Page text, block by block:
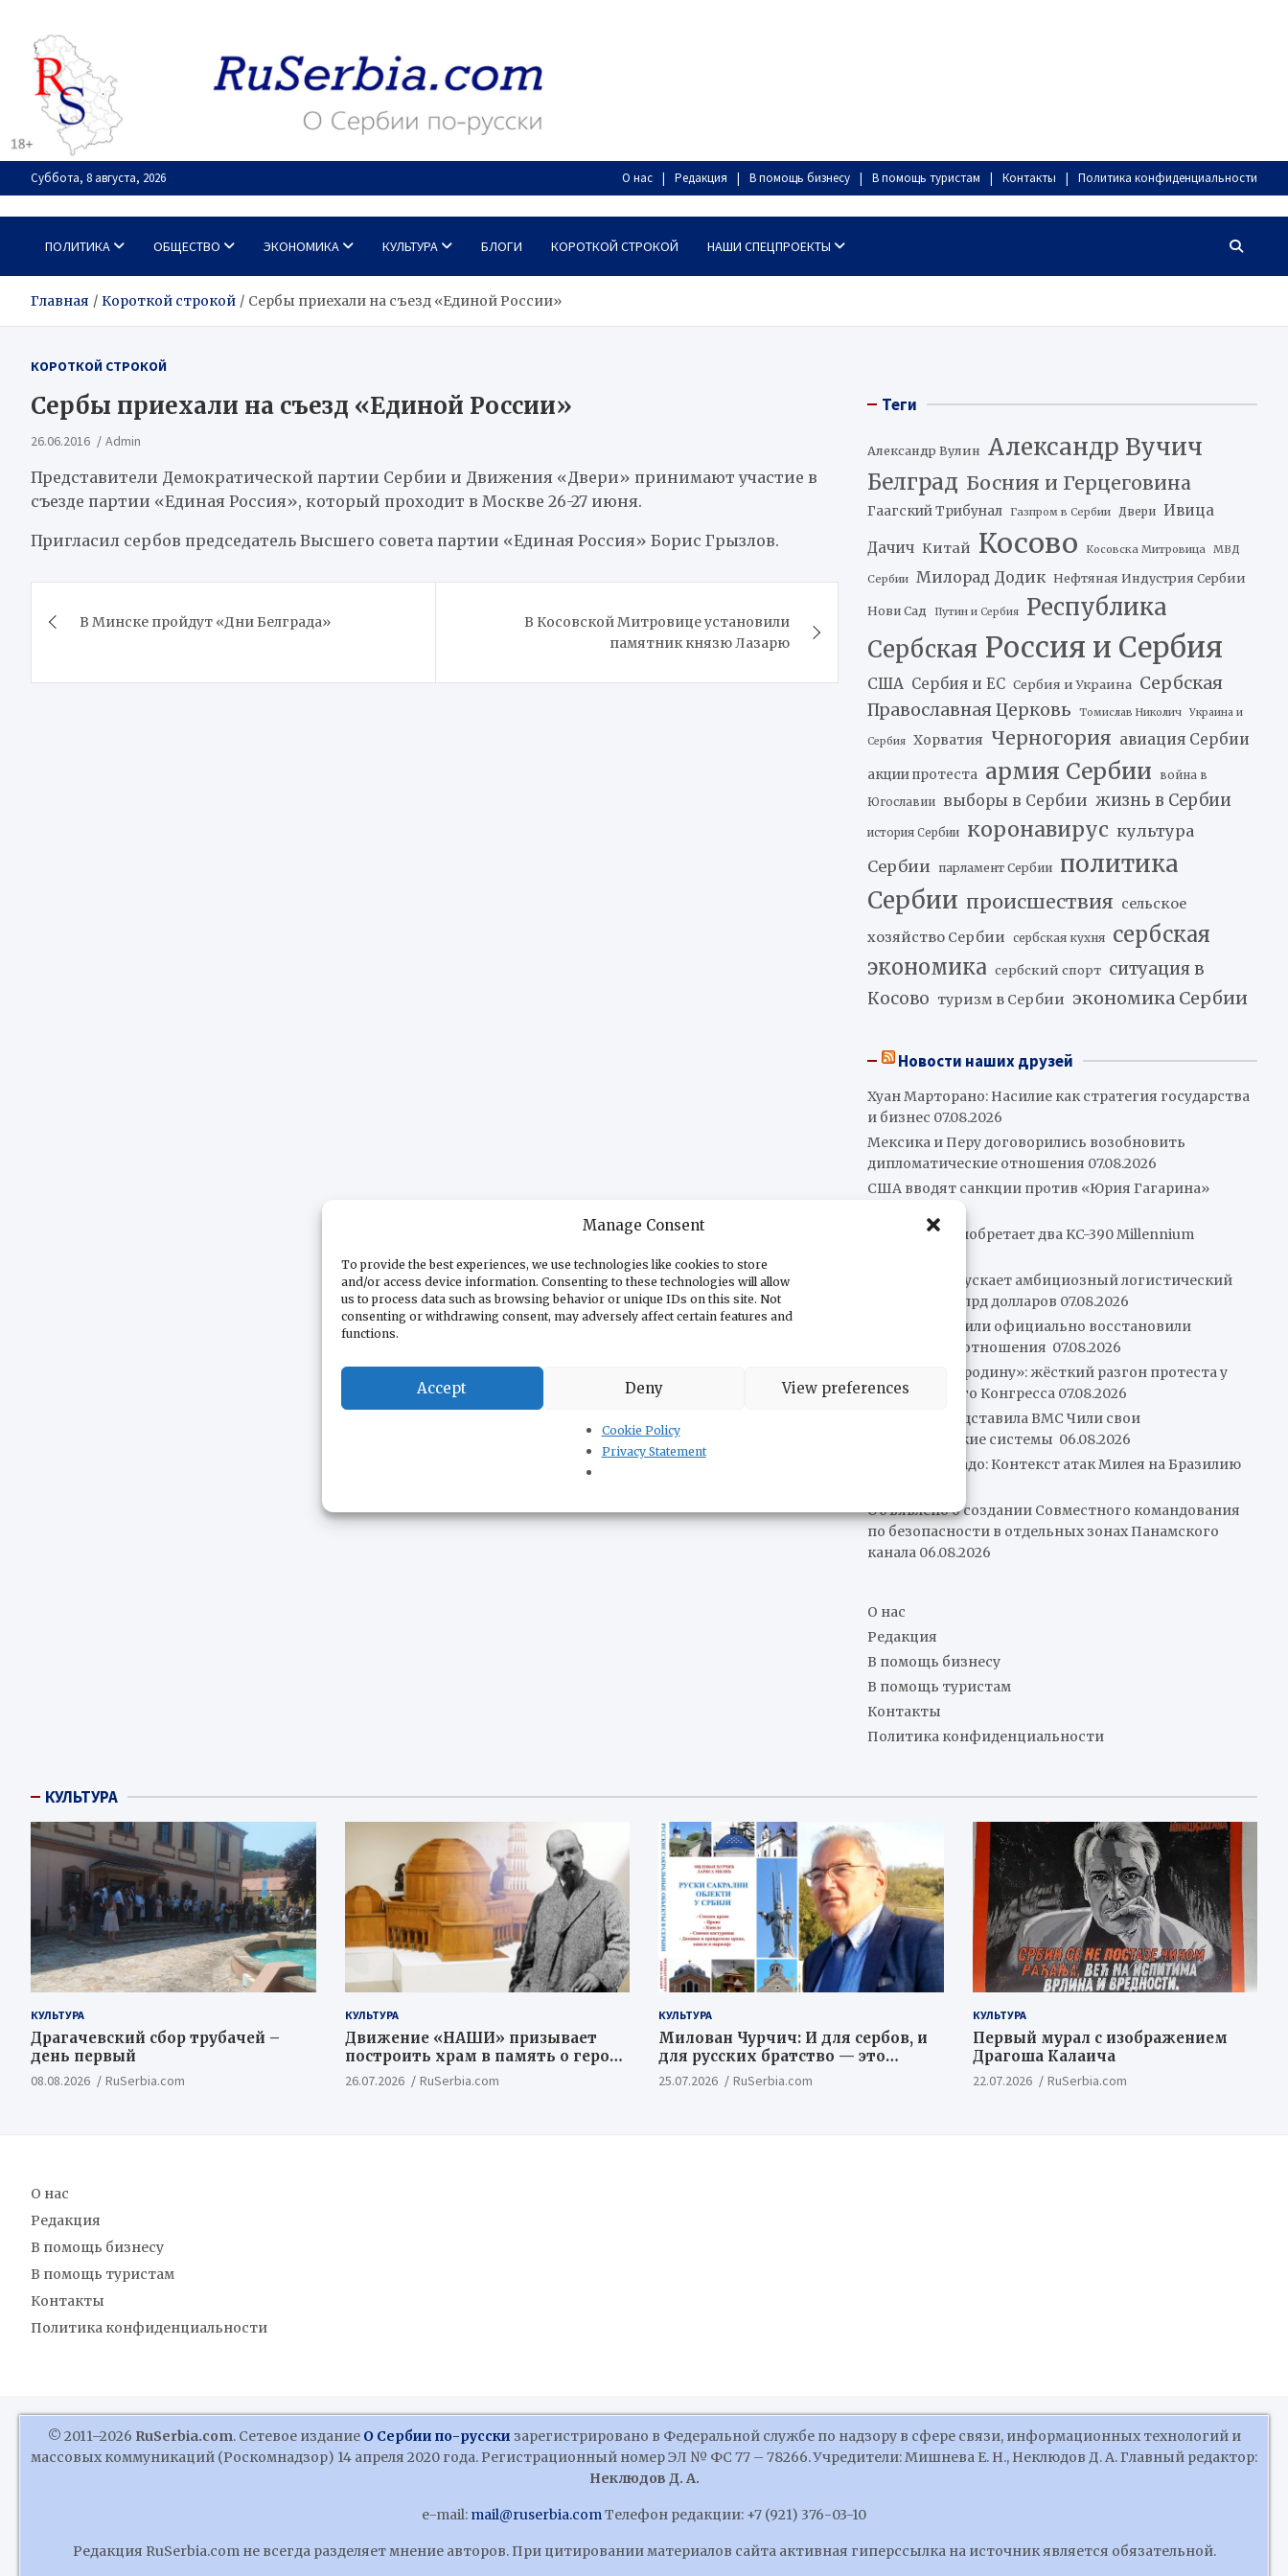
Manage Consent
To provide the best experiences, we use technologies like cookies to store
and/or access device information. Consenting to these technologies will allow
us to process data such as browsing behavior or unique IDs on this site. Not
consenting or withdrawing consent, may adversely affect certain features and
functions.
Accept Deny View preferences
Cookie Policy
Privacy Statement
содержимому
Суббота, 8 августа, 2026 О нас Редакция В помощь бизнесу В помощь туристам Контакты Политика конфиденциальности
RuSerbia.com
О Сербии – по-русски
ПОЛИТИКА
ОБЩЕСТВО ЭКОНОМИКА КУЛЬТУРА БЛОГИ КОРОТКОЙ СТРОКОЙ НАШИ СПЕЦПРОЕКТЫ
Главная Короткой строкой Сербы приехали на съезд «Единой России»
КОРОТКОЙ СТРОКОЙ
Сербы приехали на съезд «Единой России»
26.06.2016 Admin
Представители Демократической партии Сербии и Движения «Двери» принимают участие в
съезде партии «Единая Россия», который проходит в Москве 26-27 июня.
Пригласил сербов председатель Высшего совета партии «Единая Россия» Борис Грызлов.
по
записям
В Минске пройдут «Дни Белграда»
В Косовской Митровице установили
памятник князю Лазарю
Теги
Александр Вулин Александр Вучич
Белград Босния и Герцеговина
Гаагский Трибунал Газпром в Сербии Двери Ивица
Дачич Китай Косово Косовска Митровица МВД
Сербии Милорад Додик Нефтяная Индустрия Сербии
Нови Сад Путин и Сербия
Республика
Сербская Россия и Сербия
США Сербия и ЕС Сербия и Украина Сербская
Православная Церковь
Томислав Николич Украина и
Сербия Хорватия Черногория авиация Сербии
акции протеста армия Сербии
война в
Югославии
выборы в Сербии жизнь в Сербии
история Сербии коронавирус культура
Сербии
парламент Сербии политика
Сербии происшествия сельское
хозяйство Сербии
сербская кухня сербская
экономика сербский спорт ситуация в
Косово туризм в Сербии экономика Сербии
Новости наших друзей
Хуан Марторано: Насилие как стратегия государства
и бизнес 07.08.2026
Мексика и Перу договорились возобновить
дипломатические отношения 07.08.2026
США вводят санкции против «Юрия Гагарина»
Колумбия приобретает два KC-390 Millennium
Бразилия запускает амбициозный логистический
план на 240 млрд долларов 07.08.2026
Венесуэла и Чили официально восстановили
консульские отношения 07.08.2026
«Не отдадим родину»: жёсткий разгон протеста у
аргентинского Конгресса 07.08.2026
Leonardo представила ВМС Чили свои
артиллерийские системы 06.08.2026
Рафаэль Мачадо: Контекст атак Милея на Бразилию
Объявлено о создании Совместного командования
по безопасности в отдельных зонах Панамского
канала 06.08.2026
О нас
Редакция
В помощь бизнесу
В помощь туристам
Контакты
Политика конфиденциальности
КУЛЬТУРА
КУЛЬТУРА
Драгачевский сбор трубачей –
день первый
08.08.2026 RuSerbia.com
КУЛЬТУРА
Движение «НАШИ» призывает
построить храм в память о героях
Косовской Битвы
26.07.2026 RuSerbia.com
КУЛЬТУРА
Милован Чурчич: И для сербов, и
для русских братство — это
ценностный и цивилизационный
концепт
25.07.2026 RuSerbia.com
КУЛЬТУРА
Первый мурал с изображением
Драгоша Калаича
22.07.2026 RuSerbia.com
О нас
Редакция
В помощь бизнесу
В помощь туристам
Контакты
Политика конфиденциальности
© 2011–2026 RuSerbia.com. Сетевое издание О Сербии по-русски зарегистрировано в Федеральной службе по надзору в сфере связи, информационных технологий и
массовых коммуникаций (Роскомнадзор) 14 апреля 2020 года. Регистрационный номер ЭЛ № ФС 77 – 78266. Учредители: Мишнева Е. Н., Неклюдов Д. А. Главный редактор:
Неклюдов Д. А.
e-mail: mail@ruserbia.comТелефон редакции: +7 (921) 376-03-10
Редакция RuSerbia.com не всегда разделяет мнение авторов. При цитировании материалов сайта активная гиперссылка на источник является обязательной.